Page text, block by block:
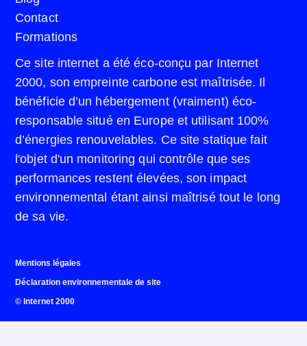
Contact
Formations
Ce site internet a été éco-conçu par Internet
2000, son empreinte carbone est maîtrisée. Il
bénéficie d’un hébergement (vraiment) éco-
responsable situé en Europe et utilisant 100%
d’énergies renouvelables. Ce site statique fait
l'objet d'un monitoring qui contrôle que ses
performances restent élevées, son impact
environnemental étant ainsi maîtrisé tout le long
de sa vie.
Mentions légales
Déclaration environnementale de site
© Internet 2000